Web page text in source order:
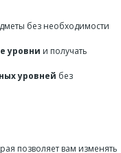
без необходимости
уровни и получать
уровней без
позволяет вам изменять